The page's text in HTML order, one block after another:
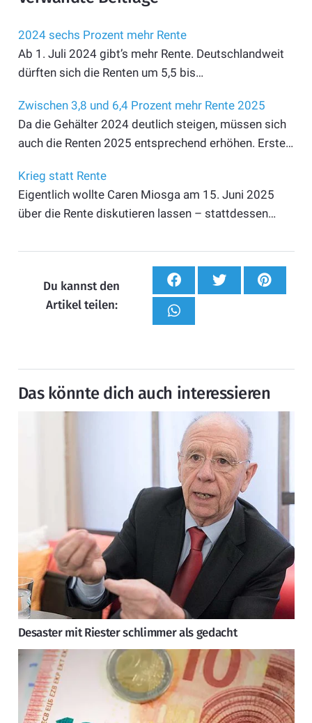
2024 sechs Prozent mehr Rente
Ab 1. Juli 2024 gibt’s mehr Rente. Deutschlandweit
dürften sich die Renten um 5,5 bis…
Zwischen 3,8 und 6,4 Prozent mehr Rente 2025
Da die Gehälter 2024 deutlich steigen, müssen sich
auch die Renten 2025 entsprechend erhöhen. Erste…
Krieg statt Rente
Eigentlich wollte Caren Miosga am 15. Juni 2025
über die Rente diskutieren lassen – stattdessen…
Du kannst den
Artikel teilen:
Das könnte dich auch interessieren
Desaster mit Riester schlimmer als gedacht